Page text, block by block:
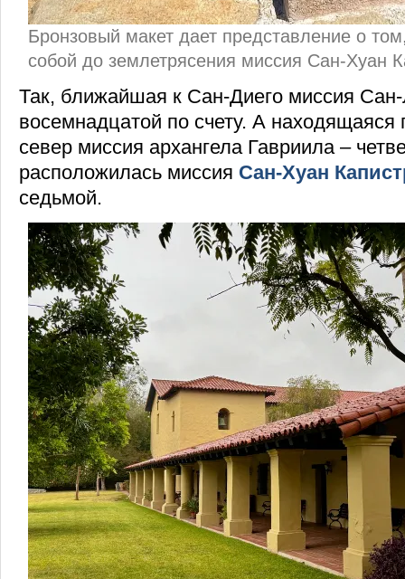
Бронзовый макет дает представление о
собой до землетрясения миссия Сан-Хуан
Так, ближайшая к Сан-Диего миссия Сан-
восемнадцатой по счету. А находящаяся
север миссия архангела Гавриила –
расположилась миссия Сан-Хуан
седьмой.